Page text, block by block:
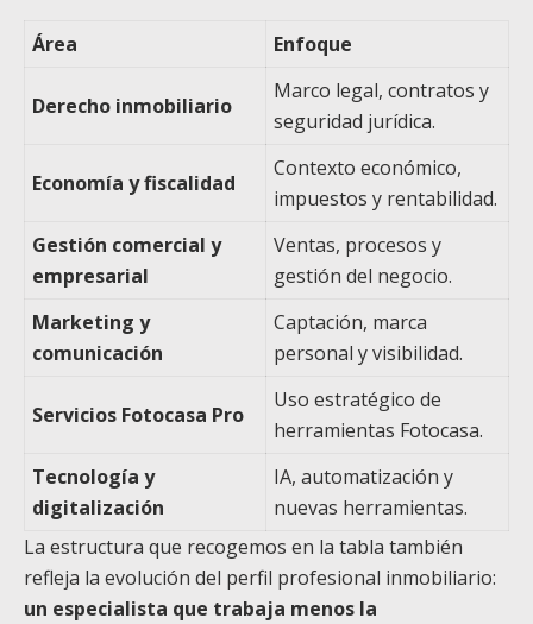
Área Enfoque
Derecho inmobiliario
Marco legal, contratos y
seguridad jurídica.
Economía y fiscalidad
Contexto económico,
impuestos y rentabilidad.
Gestión comercial y
empresarial
Ventas, procesos y
gestión del negocio.
Marketing y
comunicación
Captación, marca
personal y visibilidad.
Servicios Fotocasa Pro
Uso estratégico de
herramientas Fotocasa.
Tecnología y
digitalización
IA, automatización y
nuevas herramientas.
La estructura que recogemos en la tabla también
refleja la evolución del perfil profesional inmobiliario:
un especialista que trabaja menos la